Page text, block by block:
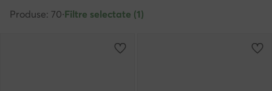
Produse: 70·Filtre selectate (1)